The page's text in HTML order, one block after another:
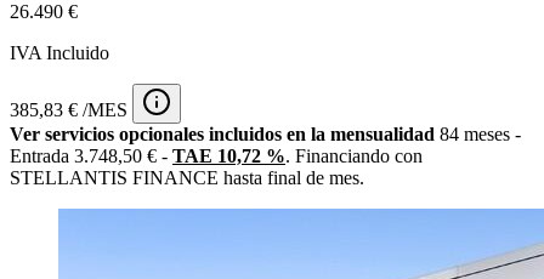
26.490 €
IVA Incluido
385,83 € /MES
Ver servicios opcionales incluidos en la mensualidad 84 meses -
Entrada 3.748,50 € - TAE 10,72 %. Financiando con
STELLANTIS FINANCE hasta final de mes.